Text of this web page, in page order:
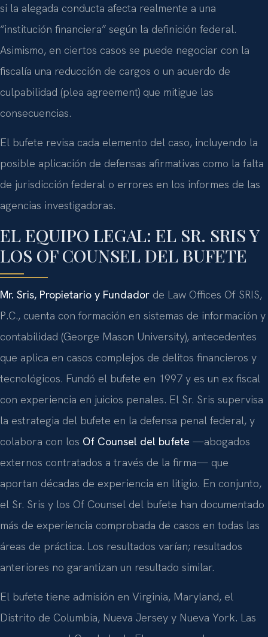
si la alegada conducta afecta realmente a una
“institución financiera” según la definición federal.
Asimismo, en ciertos casos se puede negociar con la
fiscalía una reducción de cargos o un acuerdo de
culpabilidad (plea agreement) que mitigue las
consecuencias.
El bufete revisa cada elemento del caso, incluyendo la
posible aplicación de defensas afirmativas como la falta
de jurisdicción federal o errores en los informes de las
agencias investigadoras.
EL EQUIPO LEGAL: EL SR. SRIS Y
LOS OF COUNSEL DEL BUFETE
Mr. Sris, Propietario y Fundador de Law Offices Of SRIS,
P.C., cuenta con formación en sistemas de información y
contabilidad (George Mason University), antecedentes
que aplica en casos complejos de delitos financieros y
tecnológicos. Fundó el bufete en 1997 y es un ex fiscal
con experiencia en juicios penales. El Sr. Sris supervisa
la estrategia del bufete en la defensa penal federal, y
colabora con los Of Counsel del bufete —abogados
externos contratados a través de la firma— que
aportan décadas de experiencia en litigio. En conjunto,
el Sr. Sris y los Of Counsel del bufete han documentado
más de experiencia comprobada de casos en todas las
áreas de práctica. Los resultados varían; resultados
anteriores no garantizan un resultado similar.
El bufete tiene admisión en Virginia, Maryland, el
Distrito de Columbia, Nueva Jersey y Nueva York. Las